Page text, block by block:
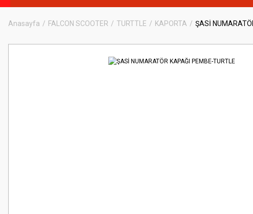
Anasayfa FALCON SCOOTER TURTTLE KAPORTA ŞASİ